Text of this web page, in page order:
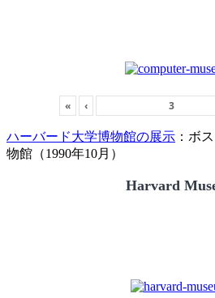
« ‹
ハーバード大学博物館の展示 ：ボ
物館（1990年10月）
Harvard